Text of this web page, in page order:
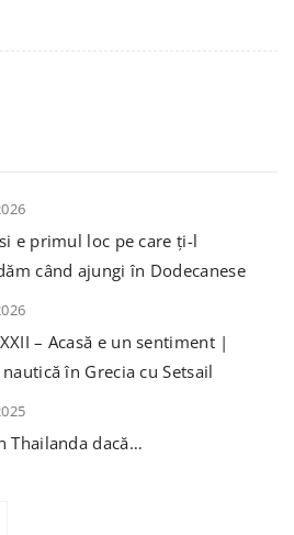
e primul loc pe care ți-l
când ajungi în Dodecanese
– Acasă e un sentiment |
în Grecia cu Setsail
Thailanda dacă…